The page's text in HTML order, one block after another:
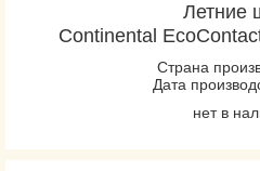
Летние
Continental
Страна
Дата
нет в